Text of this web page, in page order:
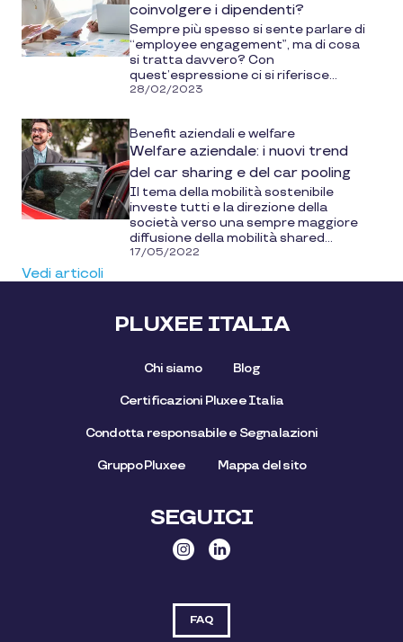
coinvolgere i dipendenti?
Sempre più spesso si sente parlare di
“employee engagement”, ma di cosa
si tratta davvero? Con
quest’espressione ci si riferisce...
28/02/2023
Benefit aziendali e welfare
Welfare aziendale: i nuovi trend
del car sharing e del car pooling
Il tema della mobilità sostenibile
investe tutti e la direzione della
società verso una sempre maggiore
diffusione della mobilità shared...
17/05/2022
Vedi articoli
PLUXEE ITALIA
Chi siamo Blog
Certificazioni Pluxee Italia
Condotta responsabile e Segnalazioni
Gruppo Pluxee Mappa del sito
SEGUICI
FAQ